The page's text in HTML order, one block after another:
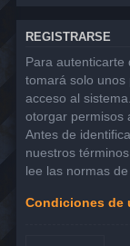
REGISTRARSE
Para autenticarte
tomará solo unos
acceso al
otorgar permisos
Antes de
nuestros
lee las normas
Condiciones de